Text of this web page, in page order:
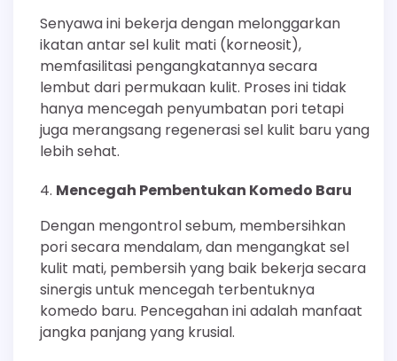
Senyawa ini bekerja dengan melonggarkan
ikatan antar sel kulit mati (korneosit),
memfasilitasi pengangkatannya secara
lembut dari permukaan kulit. Proses ini tidak
hanya mencegah penyumbatan pori tetapi
juga merangsang regenerasi sel kulit baru yang
lebih sehat.
Mencegah Pembentukan Komedo Baru
Dengan mengontrol sebum, membersihkan
pori secara mendalam, dan mengangkat sel
kulit mati, pembersih yang baik bekerja secara
sinergis untuk mencegah terbentuknya
komedo baru. Pencegahan ini adalah manfaat
jangka panjang yang krusial.